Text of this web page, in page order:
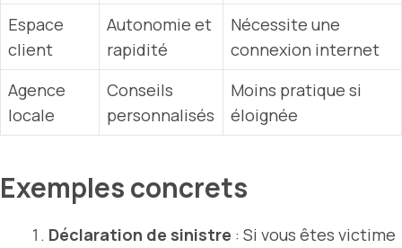
Espace
client
Autonomie et
rapidité
Nécessite une
connexion internet
Agence
locale
Conseils
personnalisés
Moins pratique si
éloignée
Exemples concrets
Déclaration de sinistre : Si vous êtes victime